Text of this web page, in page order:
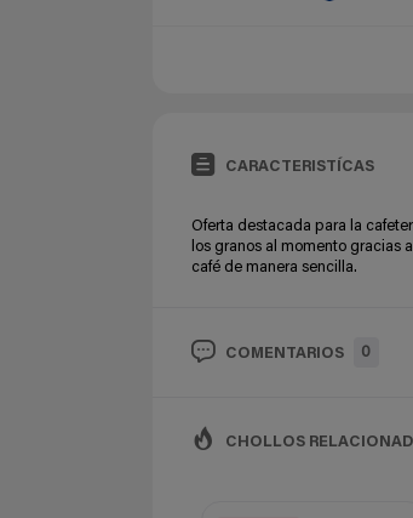
CARACTERISTÍCAS
Oferta destacada para la
los granos al momento gracias
café de manera sencilla.
COMENTARIOS 0
CHOLLOS